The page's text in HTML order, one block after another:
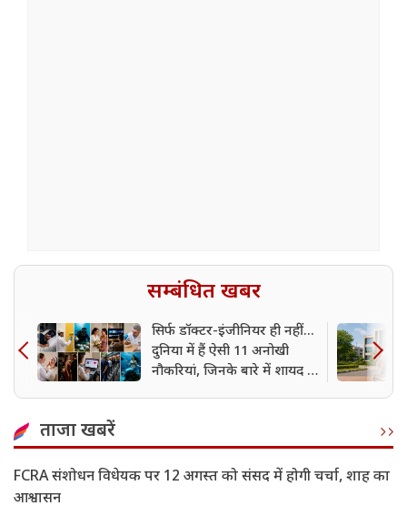
सम्बंधित खबर
सिर्फ डॉक्टर-इंजीनियर ही नहीं...
दुनिया में हैं ऐसी 11 अनोखी
नौकरियां, जिनके बारे में शायद ही
ताजा खबरें
FCRA संशोधन विधेयक पर 12 अगस्त को संसद में होगी चर्चा, शाह का
आश्वासन